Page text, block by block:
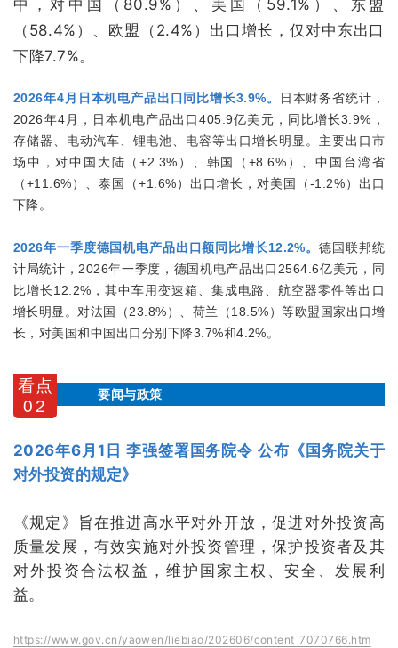
中，对中国（80.9%）、美国（59.1%）、东盟
（58.4%）、欧盟（2.4%）出口增长，仅对中东出口
下降7.7%。
2026年4月日本机电产品出口同比增长3.9%。
日本财务省统计，
2026年4月，日本机电产品出口405.9亿美元，同比增长3.9%，
存储器、电动汽车、锂电池、电容等出口增长明显。主要出口市
场中，对中国大陆（+2.3%）、韩国（+8.6%）、中国台湾省
（+11.6%）、泰国（+1.6%）出口增长，对美国（-1.2%）出口
下降。
2026年一季度德国机电产品出口额同比增长12.2%。德国联邦统
计局统计，2026年一季度，德国机电产品出口2564.6亿美元，同
比增长12.2%，其中车用变速箱、集成电路、航空器零件等出口
增长明显。对法国（23.8%）、荷兰（18.5%）等欧盟国家出口增
长，对美国和中国出口分别下降3.7%和4.2%。
看点
0 2
要闻与政策
2026年6月1日 李强签署国务院令 公布《国务院关于
对外投资的规定》
《规定》旨在推进高水平对外开放，促进对外投资高
质量发展，有效实施对外投资管理，保护投资者及其
对外投资合法权益，维护国家主权、安全、发展利
益。
https://www.gov.cn/yaowen/liebiao/202606/content_7070766.htm